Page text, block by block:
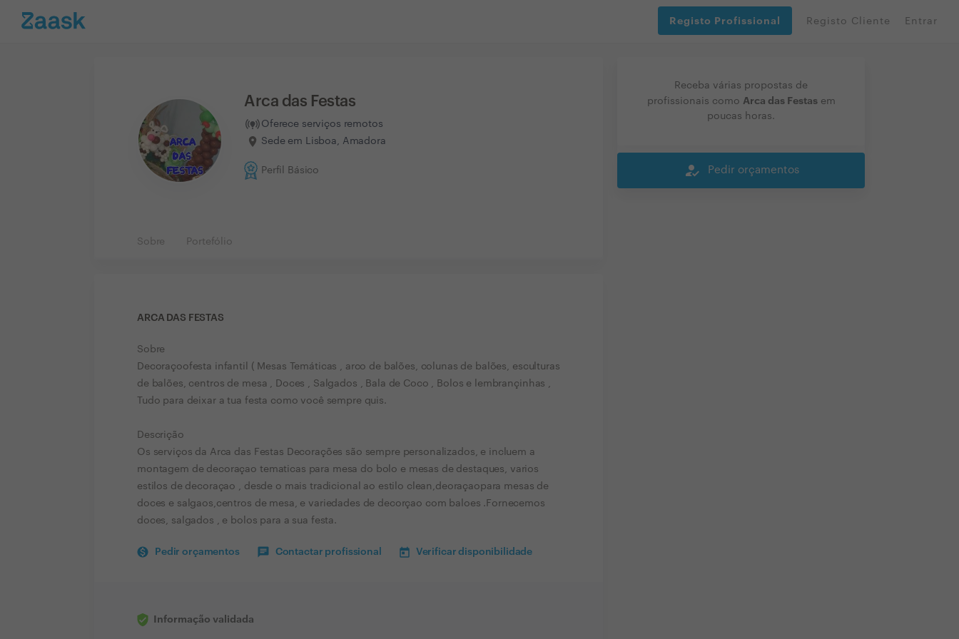
Registo Profissional Registo Cliente Entrar
Arca das Festas
Oferece serviços remotos
Sede em Lisboa, Amadora
Perfil Básico
Sobre Portefólio
ARCA DAS FESTAS
Sobre
Decoraçoofesta infantil ( Mesas Temáticas , arco de balões, colunas de balões, esculturas
de balões, centros de mesa , Doces , Salgados , Bala de Coco , Bolos e lembrançinhas ,
Tudo para deixar a tua festa como você sempre quis.
Descrição
Os serviços da Arca das Festas Decorações são sempre personalizados, e incluem a
montagem de decoraçao tematicas para mesa do bolo e mesas de destaques, varios
estilos de decoraçao , desde o mais tradicional ao estilo clean,deoraçaopara mesas de
doces e salgaos,centros de mesa, e variedades de decorçao com baloes .Fornecemos
doces, salgados , e bolos para a sua festa.
Pedir orçamentos Contactar profissional Verificar disponibilidade
Informação validada
Receba várias propostas de
profissionais como Arca das Festasem
poucas horas.
how_to_reg Pedir orçamentos